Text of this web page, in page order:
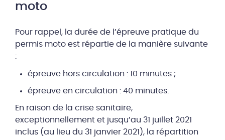
moto
Pour rappel, la durée de l’épreuve pratique du
permis moto est répartie de la manière suivante
:
épreuve hors circulation : 10 minutes ;
épreuve en circulation : 40 minutes.
En raison de la crise sanitaire,
exceptionnellement et jusqu’au 31 juillet 2021
inclus (au lieu du 31 janvier 2021), la répartition